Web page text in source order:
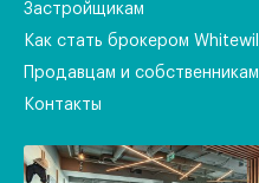
Застройщикам
Как стать брокером Whitewill
Продавцам и собственникам
Контакты